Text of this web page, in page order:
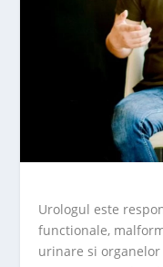
Urologul este
functionale,
urinare si